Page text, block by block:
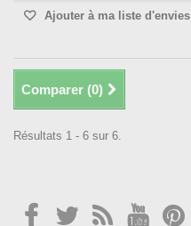
Ajouter à ma liste d'envies
Comparer (0)
Résultats 1 - 6 sur 6.